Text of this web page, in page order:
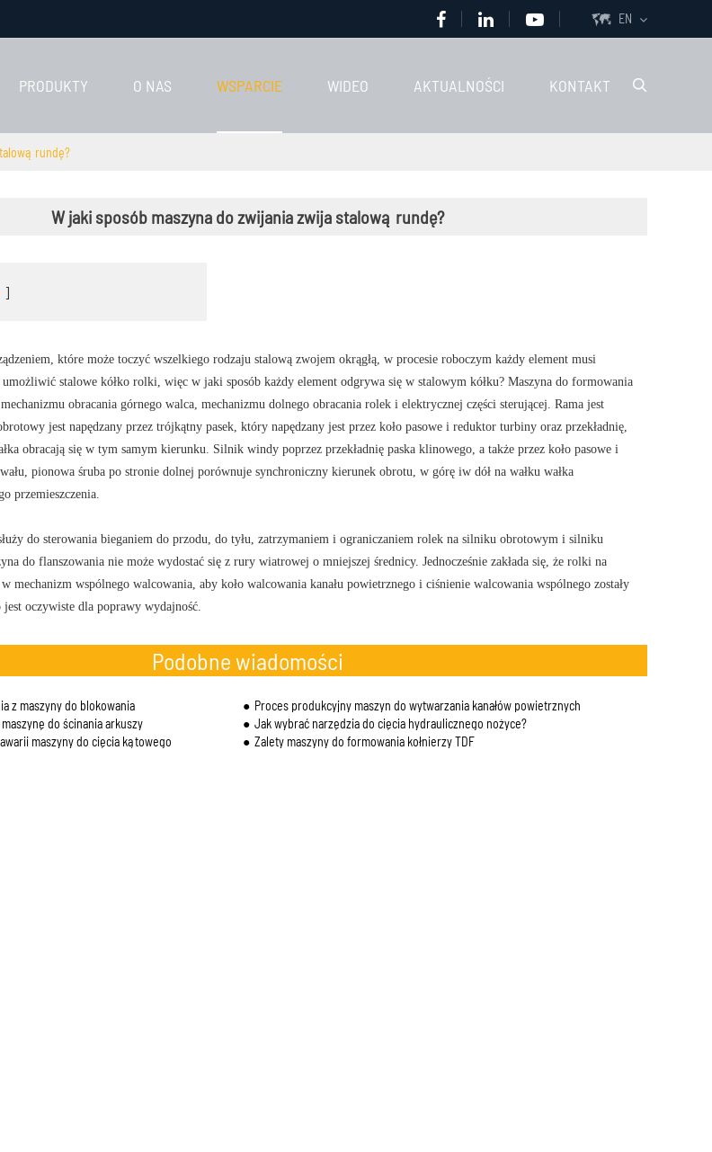
 EN

PRODUKTY O NAS WSPARCIE WIDEO AKTUALNOŚCI KONTAKT
rundę?
W jaki sposób maszyna do zwijania zwija stalową rundę?
]
które może toczyć wszelkiego rodzaju stalową zwojem okrągłą, w procesie roboczym każdy element musi
umożliwić stalowe kółko rolki, więc w jaki sposób każdy element odgrywa się w stalowym kółku? Maszyna do formowania
obracania górnego walca, mechanizmu dolnego obracania rolek i elektrycznej części sterującej. Rama jest
jest napędzany przez trójkątny pasek, który napędzany jest przez koło pasowe i reduktor turbiny oraz przekładnię,
obracają się w tym samym kierunku. Silnik windy poprzez przekładnię paska klinowego, a także przez koło pasowe i
pionowa śruba po stronie dolnej porównuje synchroniczny kierunek obrotu, w górę iw dół na wałku wałka
przemieszczenia.
do sterowania bieganiem do przodu, do tyłu, zatrzymaniem i ograniczaniem rolek na silniku obrotowym i silniku
do flanszowania nie może wydostać się z rury wiatrowej o mniejszej średnicy. Jednocześnie zakłada się, że rolki na
mechanizm wspólnego walcowania, aby koło walcowania kanału powietrznego i ciśnienie walcowania wspólnego zostały
oczywiste dla poprawy wydajność.
Podobne wiadomości
z maszyny do blokowania
Proces produkcyjny maszyn do wytwarzania kanałów powietrznych
do ścinania arkuszy
Jak wybrać narzędzia do cięcia hydraulicznego nożyce?
maszyny do cięcia kątowego
Zalety maszyny do formowania kołnierzy TDF